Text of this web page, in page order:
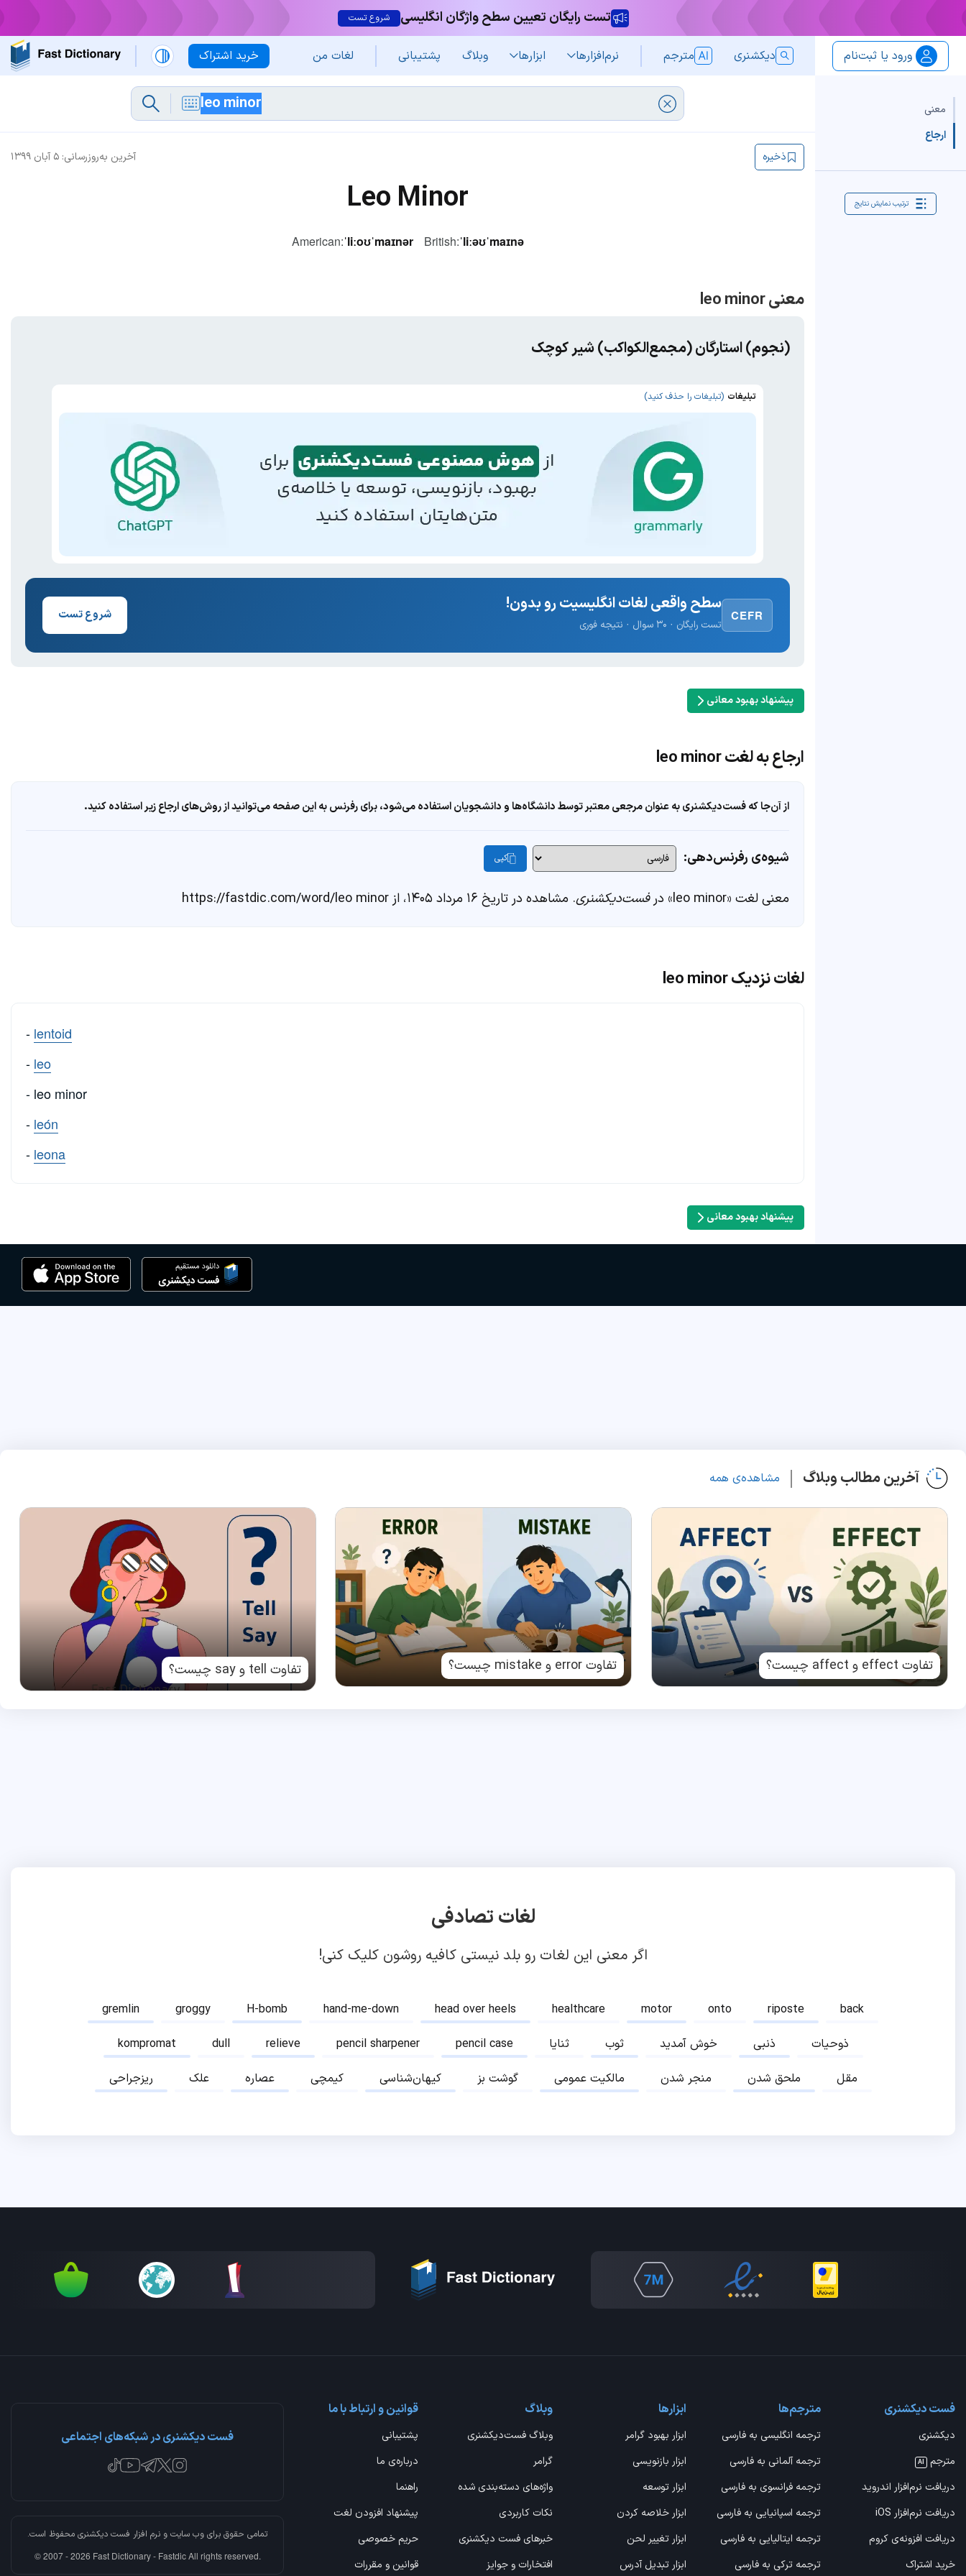
تست رایگان تعیین سطح واژگان انگلیسی شروع تست
خرید اشتراک ورود یا ثبت‌نام دیکشنری مترجم نرم‌افزار‌ها ابزارها وبلاگ پشتیبانی لغات من
معنی
ارجاع
ترتیب نمایش نتایج
آخرین به‌روزرسانی: ۵ آبان ۱۳۹۹ ذخیره
Leo Minor
American:ˈliːoʊˈmaɪnər British:ˈliːəʊˈmaɪnə
معنی leo minor
(نجوم) استارگان (مجمع‌الکواکب) شیر کوچک
تبلیغات (تبلیغات را حذف کنید)
CEFR
سطح واقعی لغات انگلیسیت رو بدون!
تست رایگان · ۳۰ سوال · نتیجه فوری
شروع تست
پیشنهاد بهبود معانی
ارجاع به لغت leo minor
از آن‌جا که فست‌دیکشنری به عنوان مرجعی معتبر توسط دانشگاه‌ها و دانشجویان استفاده می‌شود، برای رفرنس به این صفحه می‌توانید از روش‌های ارجاع زیر استفاده کنید.
شیوه‌ی رفرنس‌دهی: کپی
معنی لغت «leo minor» در فست‌دیکشنری. مشاهده در تاریخ ۱۶ مرداد ۱۴۰۵، از https://fastdic.com/word/leo minor
لغات نزدیک leo minor
- lentoid
- leo
- leo minor
- león
- leona
پیشنهاد بهبود معانی
آخرین مطالب وبلاگ مشاهده‌ی همه
تفاوت effect و affect چیست؟ تفاوت error و mistake چیست؟ تفاوت tell و say چیست؟
لغات تصادفی
اگر معنی این لغات رو بلد نیستی کافیه روشون کلیک کنی!
gremlin groggy H-bomb hand-me-down head over heels healthcare motor onto riposte
back
kompromat
dull relieve pencil sharpener pencil case ثنایا ثوب خوش آمدید ذنبی
ذوحیات
ریزجراحی
علک عصاره کیمچی کیهان‌شناسی گوشت بز مالکیت عمومی منجر شدن ملحق شدن مقل
فست دیکشنری
دیکشنری
مترجم
AI
دریافت نرم‌افزار اندروید
دریافت نرم‌افزار iOS
دریافت افزونه‌ی کروم
خرید اشتراک
مترجم‌ها
ترجمه انگلیسی به فارسی
ترجمه آلمانی به فارسی
ترجمه فرانسوی به فارسی
ترجمه اسپانیایی به فارسی
ترجمه ایتالیایی به فارسی
ترجمه ترکی به فارسی
ابزارها
ابزار بهبود گرامر
ابزار بازنویسی
ابزار توسعه
ابزار خلاصه کردن
ابزار تغییر لحن
ابزار تبدیل آدرس
وبلاگ
وبلاگ فست‌دیکشنری
گرامر
واژه‌های دسته‌بندی شده
نکات کاربردی
خبرهای فست دیکشنری
افتخارات و جوایز
قوانین و ارتباط با ما
پشتیبانی
درباره‌ی ما
راهنما
پیشنهاد افزودن لغت
حریم خصوصی
قوانین و مقررات
فست دیکشنری در شبکه‌های اجتماعی
تمامی حقوق برای وب سایت و نرم افزار فست دیکشنریمحفوظ است.
© 2007 - 2026 Fast Dictionary - Fastdic All rights reserved.